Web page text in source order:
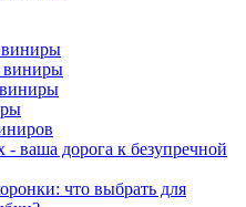
виниры
виниры
ваша дорога к безупречной
что выбрать для